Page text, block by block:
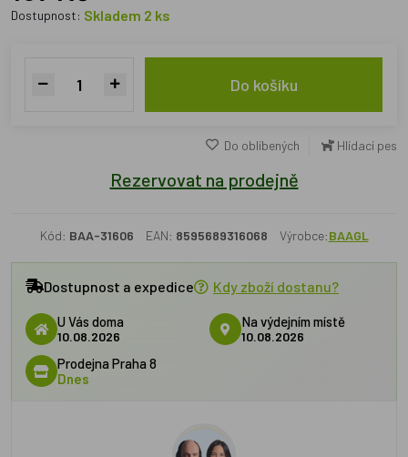
Dostupnost: Skladem 2 ks
Do košíku
Do oblíbených Hlídací pes
Rezervovat na prodejně
Kód: BAA-31606 EAN: 8595689316068 Výrobce:BAAGL
Dostupnost a expedice Kdy zboží dostanu?
U Vás doma
10.08.2026
Na výdejním místě
10.08.2026
Prodejna Praha 8
Dnes